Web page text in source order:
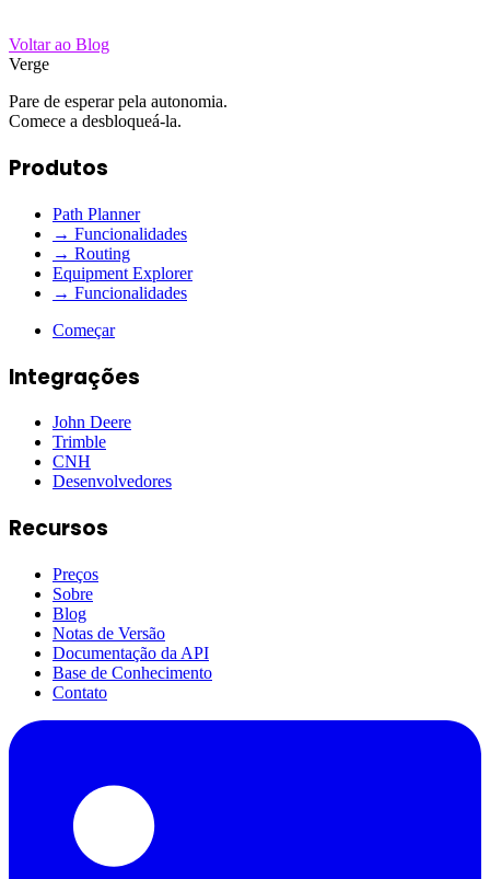
Voltar ao Blog
Verge
Pare de esperar pela autonomia.
Comece a desbloqueá-la.
Produtos
Path Planner
→ Funcionalidades
→ Routing
Equipment Explorer
→ Funcionalidades
Começar
Integrações
John Deere
Trimble
CNH
Desenvolvedores
Recursos
Preços
Sobre
Blog
Notas de Versão
Documentação da API
Base de Conhecimento
Contato